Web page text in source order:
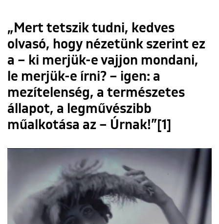
„Mert tetszik tudni, kedves
olvasó, hogy nézetünk szerint ez
a – ki merjük-e vajjon mondani,
le merjük-e írni? – igen: a
mezítelenség, a természetes
állapot, a legművészibb
műalkotása az – Úrnak!”[1]